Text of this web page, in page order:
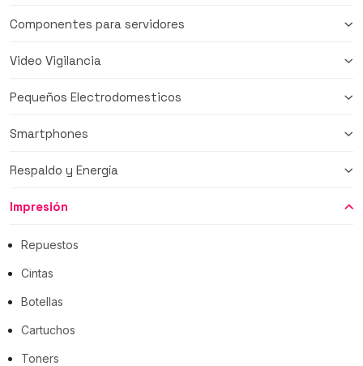
Componentes para servidores
Video Vigilancia
Pequeños Electrodomesticos
Smartphones
Respaldo y Energía
Impresión
Repuestos
Cintas
Botellas
Cartuchos
Toners